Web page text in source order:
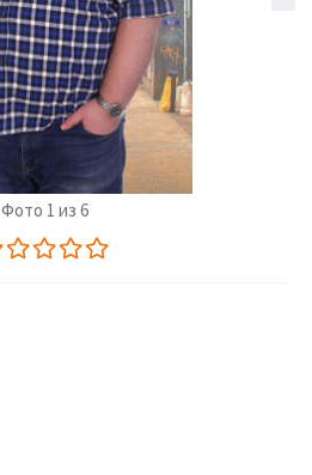
Фото 1 из 6